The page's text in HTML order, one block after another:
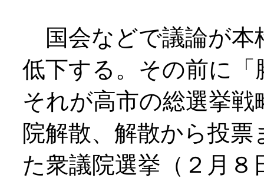
国会などで議論が本
低下する。その前に
それが高市の総選挙
院解散、解散から投
た衆議院選挙（２月